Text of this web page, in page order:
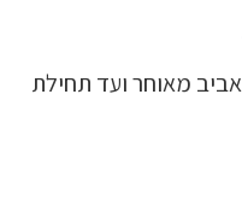
מאוחר ועד תחילת